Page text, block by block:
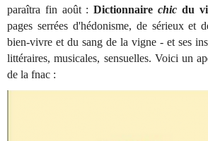
paraîtra fin août :Dictionnaire chic du
pages serrées d'hédonisme, de sérieux et
bien-vivre et du sang de la vigne - et ses
littéraires, musicales, sensuelles. Voici un
de la fnac :